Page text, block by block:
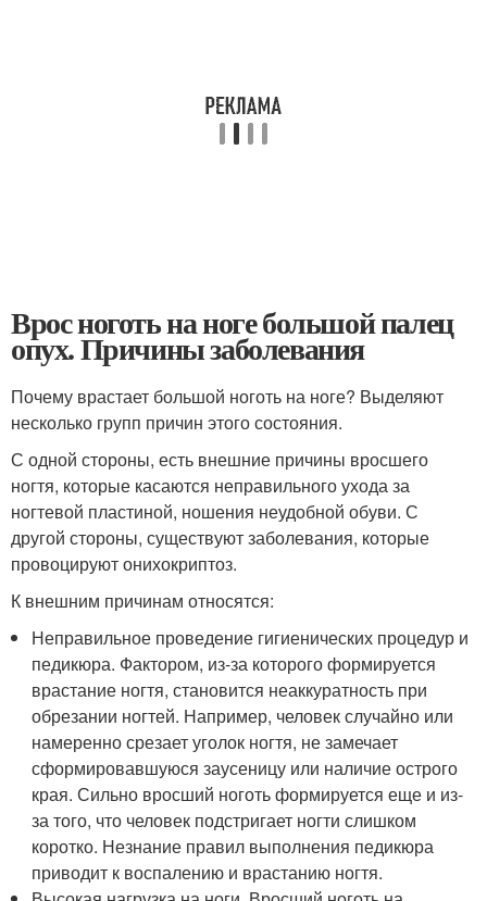
Врос ноготь на ноге большой палец
опух. Причины заболевания
Почему врастает большой ноготь на ноге? Выделяют
несколько групп причин этого состояния.
С одной стороны, есть внешние причины вросшего
ногтя, которые касаются неправильного ухода за
ногтевой пластиной, ношения неудобной обуви. С
другой стороны, существуют заболевания, которые
провоцируют онихокриптоз.
К внешним причинам относятся:
Неправильное проведение гигиенических процедур и
педикюра. Фактором, из-за которого формируется
врастание ногтя, становится неаккуратность при
обрезании ногтей. Например, человек случайно или
намеренно срезает уголок ногтя, не замечает
сформировавшуюся заусеницу или наличие острого
края. Сильно вросший ноготь формируется еще и из-
за того, что человек подстригает ногти слишком
коротко. Незнание правил выполнения педикюра
приводит к воспалению и врастанию ногтя.